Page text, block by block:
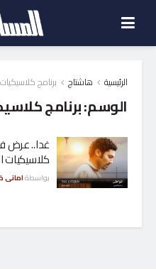
الرئيسية هاشتاج برنامج
الوسم:برنامج
غدا.. عرض
كلاسيكيات
بواسطةامانى